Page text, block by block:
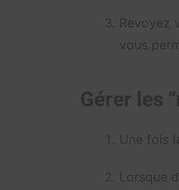
Revoyez
vous
Gérer les
Une fois
Lorsque